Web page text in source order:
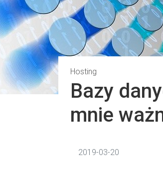
Hosting
Bazy
mnie
2019-03-20